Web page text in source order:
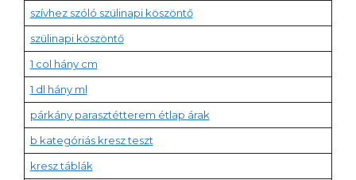
szívhez szóló szülinapi köszöntő
szülinapi köszöntő
1 col hány cm
1 dl hány ml
párkány parasztétterem étlap árak
b kategóriás kresz teszt
kresz táblák